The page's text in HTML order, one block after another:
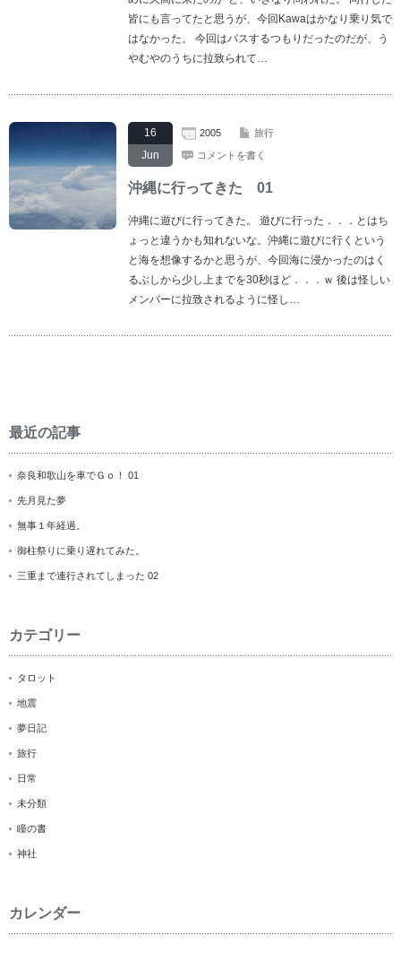
皆にも言ってたと思うが、今回Kawaはかなり乗り気で
はなかった。 今回はパスするつもりだったのだが、う
やむやのうちに拉致られて…
16
Jun
2005 旅行
コメントを書く
沖縄に行ってきた 01
沖縄に遊びに行ってきた。 遊びに行った．．．とはち
ょっと違うかも知れないな。沖縄に遊びに行くという
と海を想像するかと思うが、今回海に浸かったのはく
るぶしから少し上までを30秒ほど．．．ｗ 後は怪しい
メンバーに拉致されるように怪し…
最近の記事
奈良和歌山を車でＧｏ！ 01
先月見た夢
無事１年経過。
御柱祭りに乗り遅れてみた。
三重まで連行されてしまった 02
カテゴリー
タロット
地震
夢日記
旅行
日常
未分類
瞳の書
神社
カレンダー